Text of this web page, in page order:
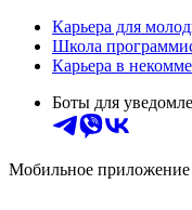
Карьера для
Школа
Карьера в
Боты для
Мобильное приложение